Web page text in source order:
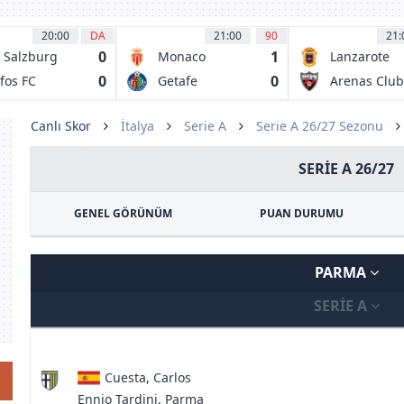
20:00 DA
Salzburg 0
FC 0
21:00 90
Monaco 1
Getafe 0
Lanzarote
Arenas Club
Canlı Skor İtalya Serie A Serie A 26/27 Sezonu
SERIE A 26/27
GENEL GÖRÜNÜM PUAN DURUMU
PARMA
SERIE A
Cuesta, Carlos
Ennio Tardini, Parma